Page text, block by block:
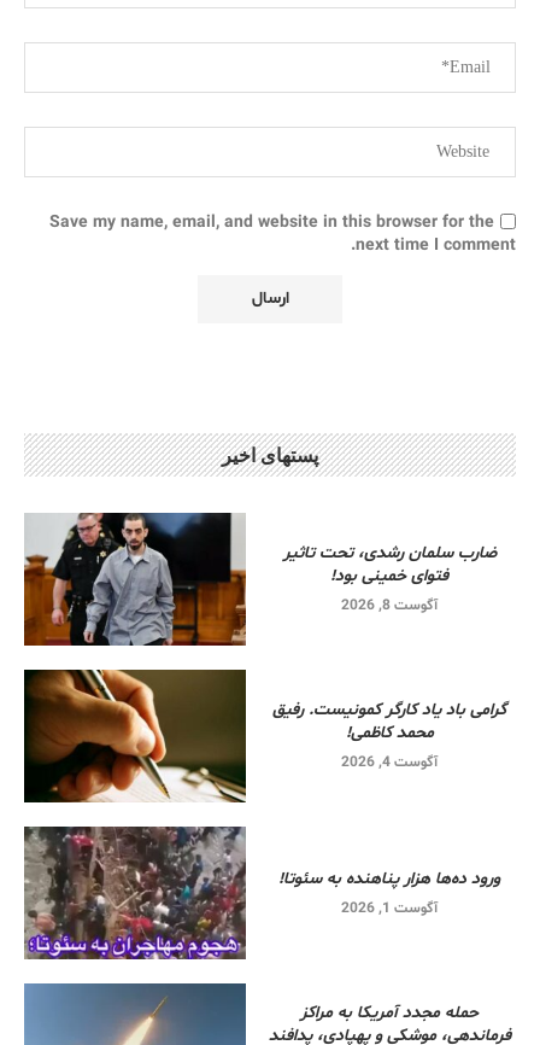
Save my name, email, and website in this browser for the
next time I comment.
پستهای اخیر
ضارب سلمان رشدی، تحت تاثیر
فتوای خمینی بود!
آگوست 8, 2026
گرامی باد یاد کارگر کمونیست. رفیق
محمد کاظمی!
آگوست 4, 2026
ورود ده‌ها هزار پناهنده به سئوتا!
آگوست 1, 2026
حمله مجدد آمریکا به مراکز
فرماندهی، موشکی و پهپادی، پدافند